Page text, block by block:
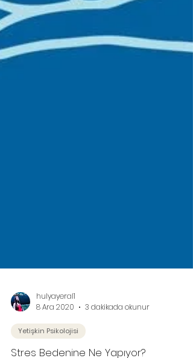
hulyayeral1
8 Ara 2020
3 dakikada okunur